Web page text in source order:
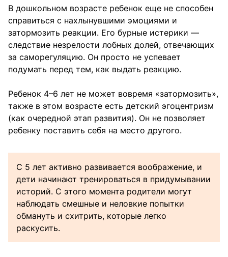
В дошкольном возрасте ребенок еще не способен
справиться с нахлынувшими эмоциями и
затормозить реакции. Его бурные истерики —
следствие незрелости лобных долей, отвечающих
за саморегуляцию. Он просто не успевает
подумать перед тем, как выдать реакцию.
Ребенок 4–6 лет не может вовремя «затормозить»,
также в этом возрасте есть детский эгоцентризм
(как очередной этап развития). Он не позволяет
ребенку поставить себя на место другого.
С 5 лет активно развивается воображение, и
дети начинают тренироваться в придумывании
историй. С этого момента родители могут
наблюдать смешные и неловкие попытки
обмануть и схитрить, которые легко
раскусить.